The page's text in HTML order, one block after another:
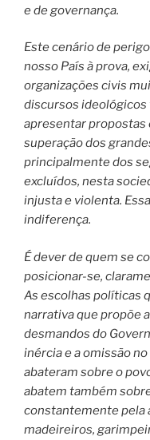
e de governança.
Este cenário de
nosso País à prova,
organizações civis
discursos ideológicos
apresentar propostas
superação dos
principalmente dos
excluídos, nesta
injusta e violenta.
indiferença.
É dever de quem se
posicionar-se,
As escolhas políticas
narrativa que propõe
desmandos do
inércia e a omissão
abateram sobre o
abatem também
constantemente pela
madeireiros,